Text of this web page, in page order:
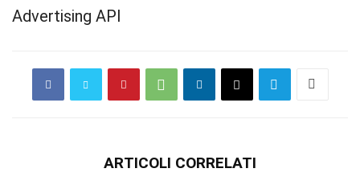
Advertising API
ARTICOLI CORRELATI